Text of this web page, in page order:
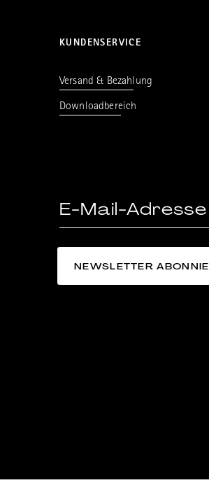
KUNDENSERVICE
Versand & Bezahlung
Downloadbereich